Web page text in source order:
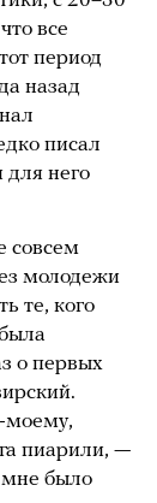
все
период
назад
писал
для него
совсем
молодежи
те, кого
о первых
моему,
пиарили, —
было